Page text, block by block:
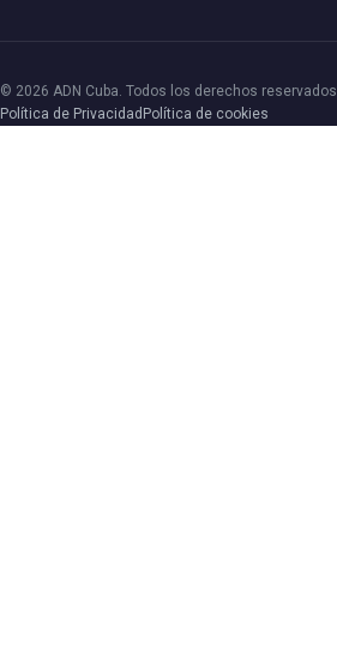
© 2026 ADN Cuba. Todos los derechos reservados.
Política de Privacidad Política de cookies